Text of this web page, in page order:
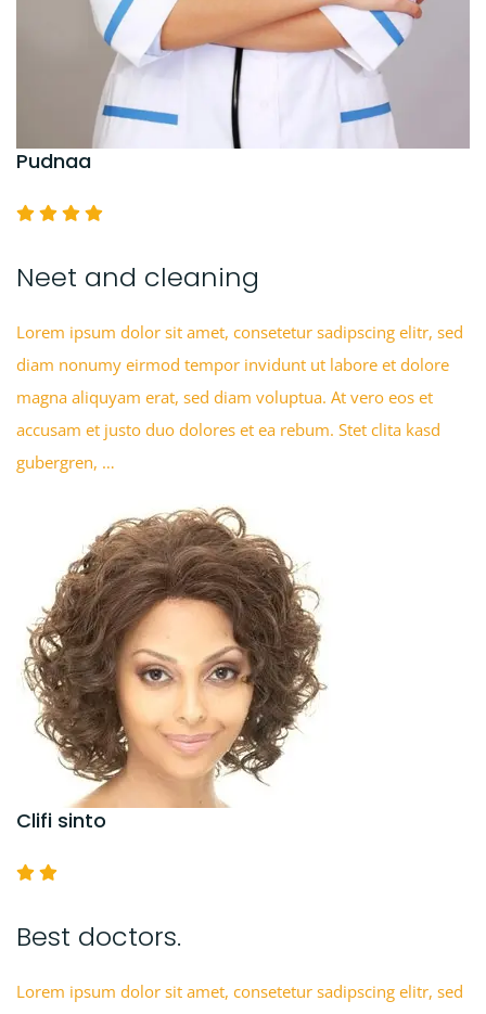
Pudnaa
Neet and cleaning
Lorem ipsum dolor sit amet, consetetur sadipscing elitr, sed
diam nonumy eirmod tempor invidunt ut labore et dolore
magna aliquyam erat, sed diam voluptua. At vero eos et
accusam et justo duo dolores et ea rebum. Stet clita kasd
gubergren, …
Clifi sinto
Best doctors.
Lorem ipsum dolor sit amet, consetetur sadipscing elitr, sed